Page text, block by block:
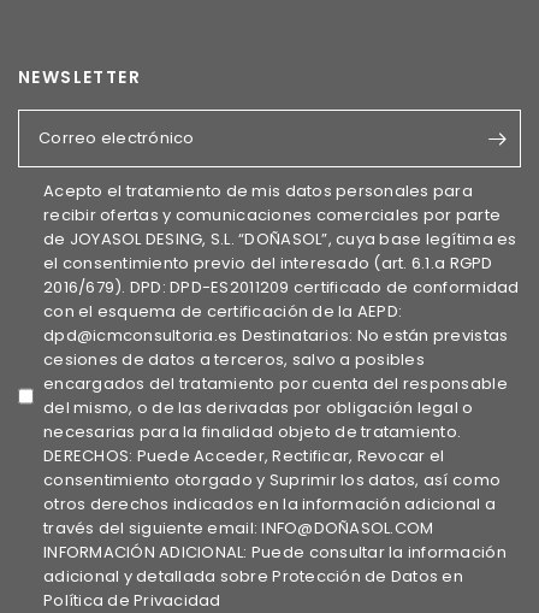
NEWSLETTER
Correo electrónico
Acepto el tratamiento de mis datos personales para
recibir ofertas y comunicaciones comerciales por parte
de JOYASOL DESING, S.L. “DOÑASOL”, cuya base legítima es
el consentimiento previo del interesado (art. 6.1.a RGPD
2016/679). DPD: DPD-ES2011209 certificado de conformidad
con el esquema de certificación de la AEPD:
dpd@icmconsultoria.es Destinatarios: No están previstas
cesiones de datos a terceros, salvo a posibles
encargados del tratamiento por cuenta del responsable
del mismo, o de las derivadas por obligación legal o
necesarias para la finalidad objeto de tratamiento.
DERECHOS: Puede Acceder, Rectificar, Revocar el
consentimiento otorgado y Suprimir los datos, así como
otros derechos indicados en la información adicional a
través del siguiente email: INFO@DOÑASOL.COM
INFORMACIÓN ADICIONAL: Puede consultar la información
adicional y detallada sobre Protección de Datos en
Política de Privacidad